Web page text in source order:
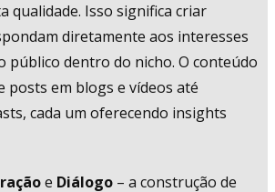
qualidade. Isso significa criar
diretamente aos interesses
público dentro do nicho. O conteúdo
posts em blogs e vídeos até
cada um oferecendo insights
e Diálogo – a construção de